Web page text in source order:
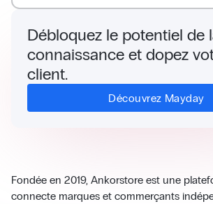
Fondée en 2019, Ankorstore est une
connecte marques et commerçants
Débloquez le potentiel de
connaissance et dopez
client.
Découvrez Mayday